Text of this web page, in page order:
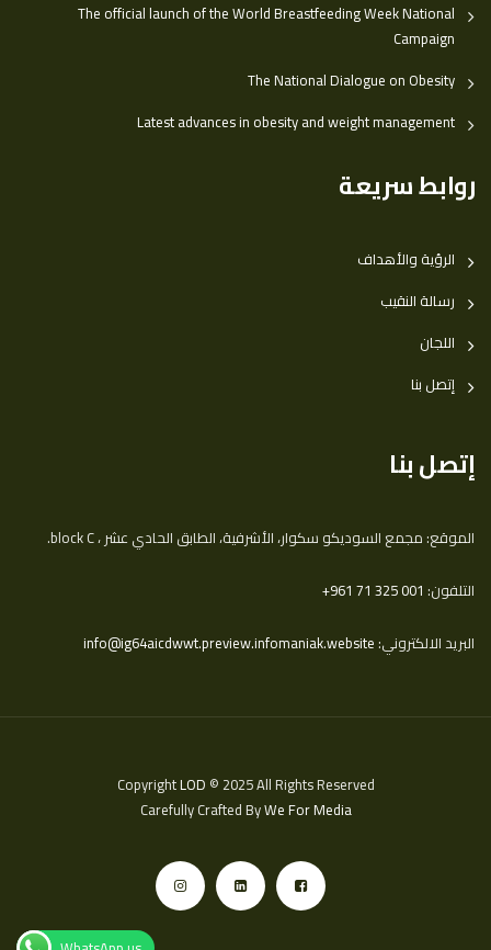
The official launch of the World Breastfeeding Week National
Campaign
The National Dialogue on Obesity
Latest advances in obesity and weight management
روابط سريعة
الرؤية والأهداف
رسالة النقيب
اللجان
إتصل بنا
إتصل بنا
الموقع: مجمع السوديكو سكوار، الأشرفية، الطابق الحادي عشر ، block C.
التلفون: ‎+961 71 325 001
البريد الالكتروني:info@ig64aicdwwt.preview.infomaniak.website
CopyrightLOD © 2025 All Rights Reserved
Carefully Crafted ByWe For Media